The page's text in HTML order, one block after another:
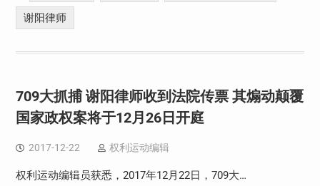
谢阳律师
709大抓捕 谢阳律师收到法院传票 其煽动颠覆
国家政权案将于12月26日开庭
2017-12-22 权利运动编辑
权利运动编辑员获悉，2017年12月22日，709大…